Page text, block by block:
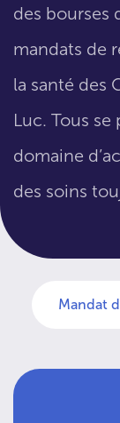
des bourses
mandats de
la santé des
Luc. Tous
domaine
des soins
Mandat